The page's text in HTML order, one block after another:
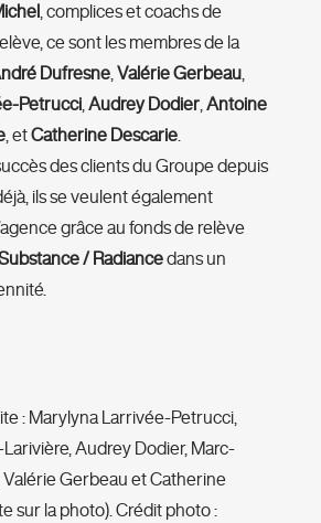
, complices et coachs de
ce sont les membres de la
Dufresne, Valérie Gerbeau,
Petrucci, Audrey Dodier, Antoine
, etCatherine Descarie.
des clients du Groupe depuis
ils se veulent également
grâce au fonds de relève
/ Radiancedans un
: Marylyna Larrivée-Petrucci,
Audrey Dodier, Marc-
Gerbeau et Catherine
sur la photo). Crédit photo :